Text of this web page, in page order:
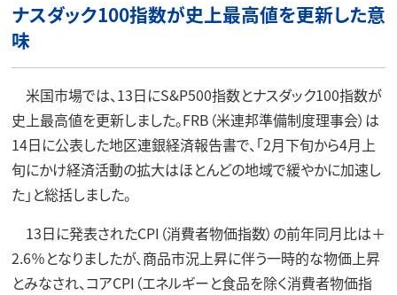
ナスダック100指数が史上最高値を更新した意
味
米国市場では、13日にS&P500指数とナスダック100指数が
史上最高値を更新しました。FRB（米連邦準備制度理事会）は
14日に公表した地区連銀経済報告書で、「2月下旬から4月上
旬にかけ経済活動の拡大はほとんどの地域で緩やかに加速し
た」と総括しました。
13日に発表されたCPI（消費者物価指数）の前年同月比は＋
2.6％となりましたが、商品市況上昇に伴う一時的な物価上昇
とみなされ、コアCPI（エネルギーと食品を除く消費者物価指